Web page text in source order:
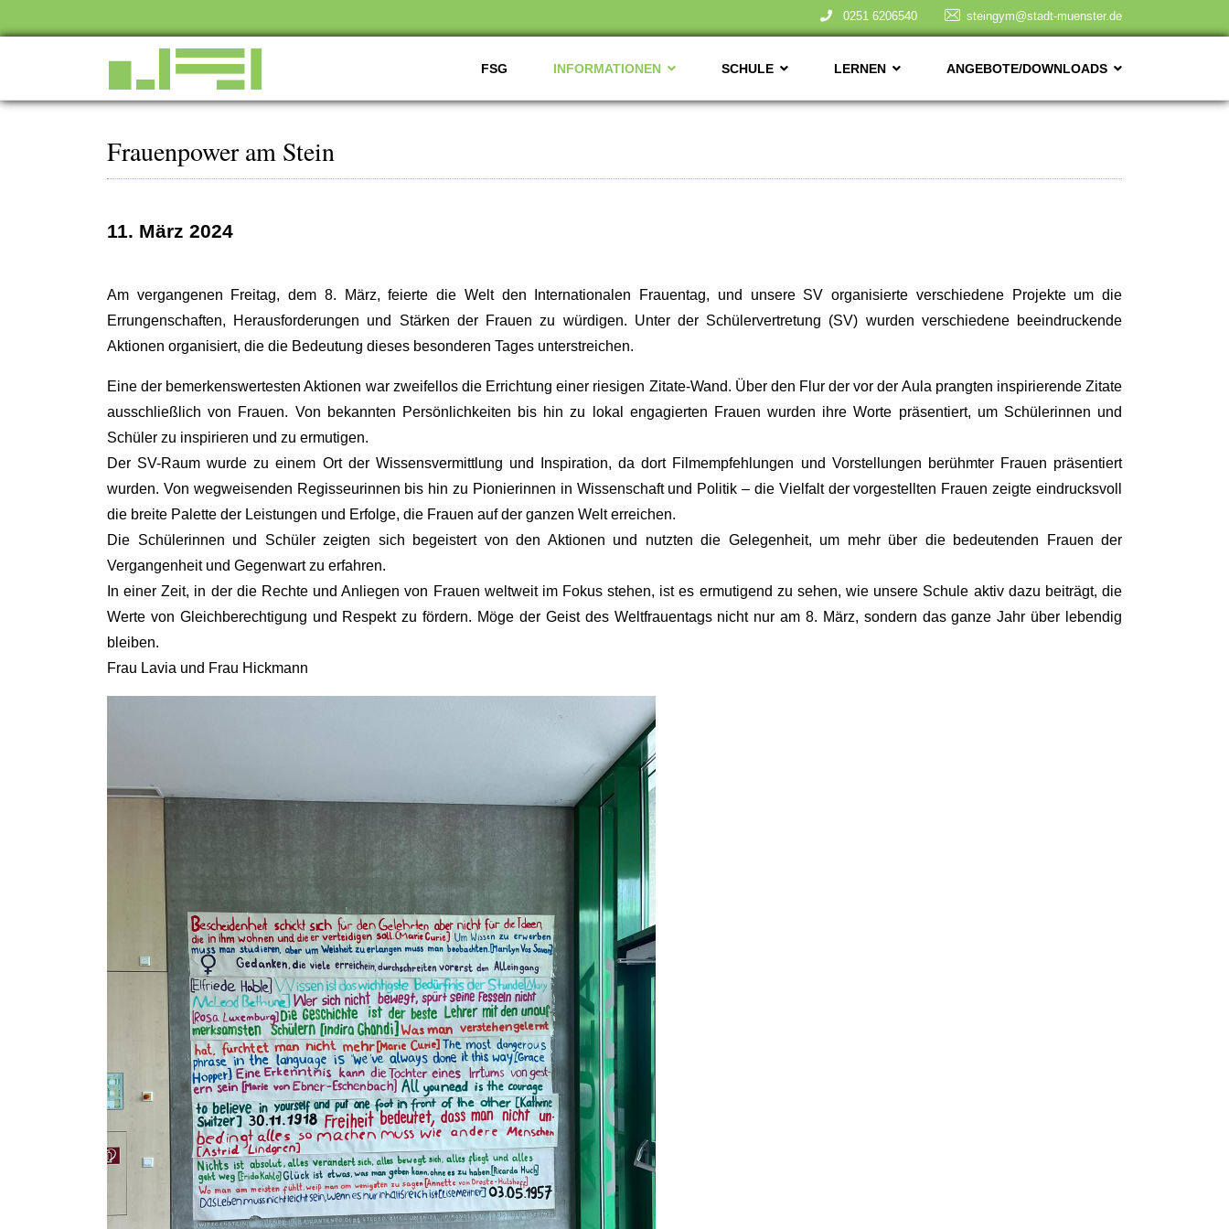
0251 6206540 steingym@stadt-muenster.de
FSG INFORMATIONEN SCHULE LERNEN ANGEBOTE/DOWNLOADS
Frauenpower am Stein
11. März 2024
Am vergangenen Freitag, dem 8. März, feierte die Welt den Internationalen Frauentag, und unsere SV organisierte verschiedene Projekte um die
Errungenschaften, Herausforderungen und Stärken der Frauen zu würdigen. Unter der Schülervertretung (SV) wurden verschiedene beeindruckende
Aktionen organisiert, die die Bedeutung dieses besonderen Tages unterstreichen.
Eine der bemerkenswertesten Aktionen war zweifellos die Errichtung einer riesigen Zitate-Wand. Über den Flur der vor der Aula prangten inspirierende Zitate
ausschließlich von Frauen. Von bekannten Persönlichkeiten bis hin zu lokal engagierten Frauen wurden ihre Worte präsentiert, um Schülerinnen und
Schüler zu inspirieren und zu ermutigen.
Der SV-Raum wurde zu einem Ort der Wissensvermittlung und Inspiration, da dort Filmempfehlungen und Vorstellungen berühmter Frauen präsentiert
wurden. Von wegweisenden Regisseurinnen bis hin zu Pionierinnen in Wissenschaft und Politik – die Vielfalt der vorgestellten Frauen zeigte eindrucksvoll
die breite Palette der Leistungen und Erfolge, die Frauen auf der ganzen Welt erreichen.
Die Schülerinnen und Schüler zeigten sich begeistert von den Aktionen und nutzten die Gelegenheit, um mehr über die bedeutenden Frauen der
Vergangenheit und Gegenwart zu erfahren.
In einer Zeit, in der die Rechte und Anliegen von Frauen weltweit im Fokus stehen, ist es ermutigend zu sehen, wie unsere Schule aktiv dazu beiträgt, die
Werte von Gleichberechtigung und Respekt zu fördern. Möge der Geist des Weltfrauentags nicht nur am 8. März, sondern das ganze Jahr über lebendig
bleiben.
Frau Lavia und Frau Hickmann